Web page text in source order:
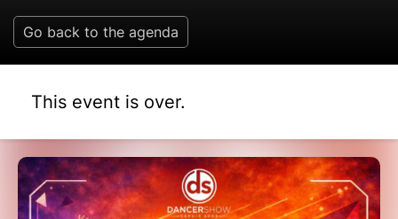
Go back to the agenda
This event is over.